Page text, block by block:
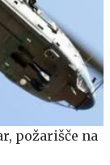
požarišče na